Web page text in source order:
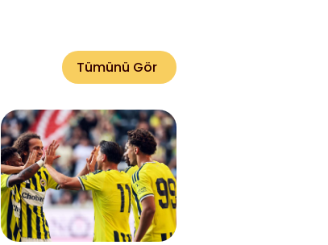
Tümünü Gör